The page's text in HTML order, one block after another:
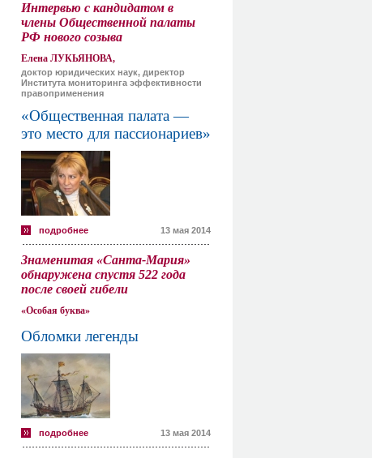
Интервью с кандидатом в
члены Общественной палаты
РФ нового созыва
Елена ЛУКЬЯНОВА,
доктор юридических наук, директор
Института мониторинга эффективности
правоприменения
«Общественная палата —
это место для пассионариев»
подробнее 13 мая 2014
Знаменитая «Санта-Мария»
обнаружена спустя 522 года
после своей гибели
«Особая буква»
Обломки легенды
подробнее 13 мая 2014